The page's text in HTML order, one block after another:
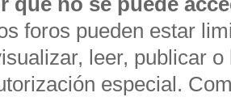
foros pueden estar
leer, publicar
especial.